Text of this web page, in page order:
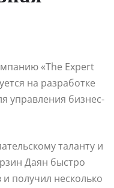
«The Expert
на разработке
управления бизнес-
таланту и
Даян быстро
получил несколько